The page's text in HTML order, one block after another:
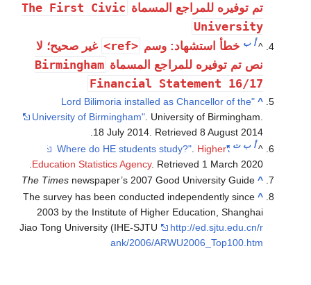
تم توفيره للمراجع المسماة The First Civic
University
^أ ب خطأ استشهاد: وسم <ref>
غير صحيح؛ لا
نص تم توفيره للمراجع المسماة Birmingham
Financial Statement 16/17
^
"Lord Bilimoria installed as Chancellor of the
University of Birmingham". University of Birmingham.
18 July 2014. Retrieved8 August 2014
.
^أ ب ت "Where do HE students study?"
Higher
Education Statistics Agency. Retrieved 1 March 2020
^
The Times newspaper’s 2007 Good University Guide
^
The survey has been conducted independently since
2003 by the Institute of Higher Education, Shanghai
Jiao Tong University (IHE-SJTU
http://ed.sjtu.edu.cn/r
ank/2006/ARWU2006_Top100.htm